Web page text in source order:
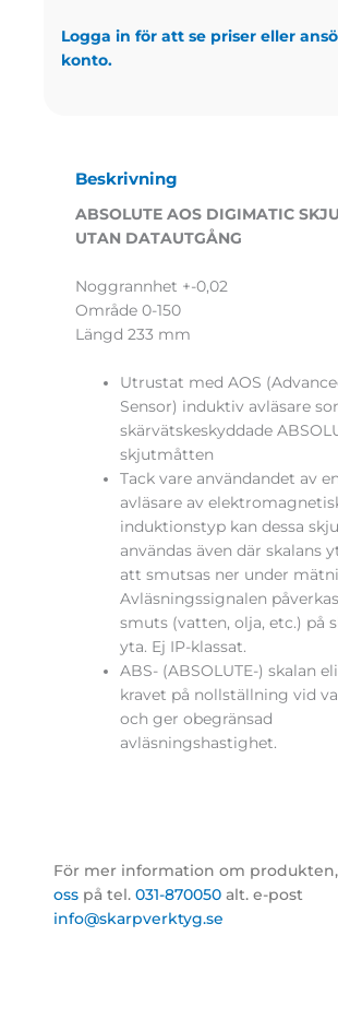
Logga in för att se priser eller
konto.
Beskrivning
ABSOLUTE AOS DIGIMATIC
UTAN DATAUTGÅNG
Noggrannhet +-0,02
Område 0-150
Längd 233 mm
Utrustat med AOS
Sensor) induktiv avläsare
skärvätskeskyddade
skjutmåtten
Tack vare användandet av
avläsare av
induktionstyp kan dessa
användas även där skalans
att smutsas ner under
Avläsningssignalen
smuts (vatten, olja, etc.) på
yta. Ej IP-klassat.
ABS- (ABSOLUTE-) skalan
kravet på nollställning vid
och ger obegränsad
avläsningshastighet.
För mer information om produkten,
oss på tel.031-870050 alt. e-post
info@skarpverktyg.se